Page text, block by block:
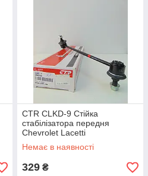
CTR CLKD-9 Стійка
стабілізатора передня
Chevrolet Lacetti
Немає в наявності
329 ₴